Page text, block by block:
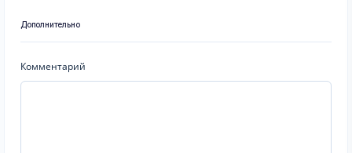
Дополнительно
Комментарий